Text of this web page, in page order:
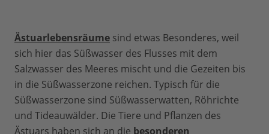
Ästuarlebensräume sind etwas Besonderes, weil
sich hier das Süßwasser des Flusses mit dem
Salzwasser des Meeres mischt und die Gezeiten bis
in die Süßwasserzone reichen. Typisch für die
Süßwasserzone sind Süßwasserwatten, Röhrichte
und Tideauwälder. Die Tiere und Pflanzen des
Ästuars haben sich an die besonderen